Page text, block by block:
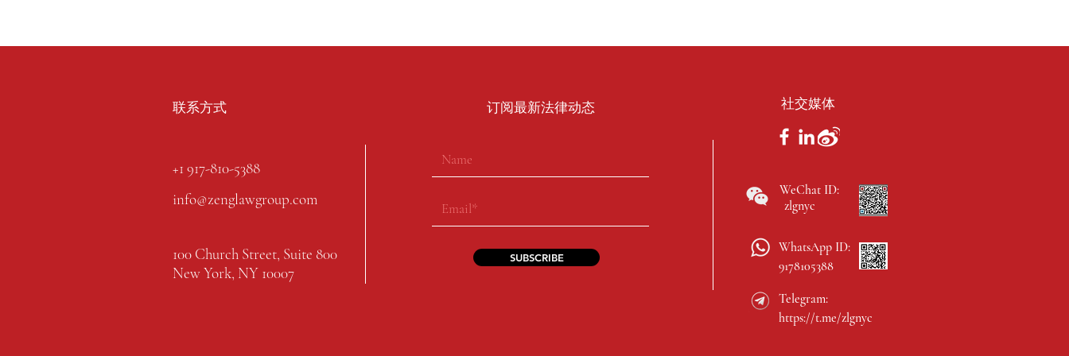
联系方式 ​订阅最新法律动态 社交媒体
+1 917-810-5388
info@zenglawgroup.com
100 Church Street, Suite 800
New York, NY 10007
SUBSCRIBE
WeChat ID:
zlgnyc
WhatsApp ID:
9178105388
Telegram:
https://t.me/zlgnyc